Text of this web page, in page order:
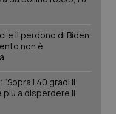
e il perdono di Biden.
non è
i 40 gradi il
più a disperdere il